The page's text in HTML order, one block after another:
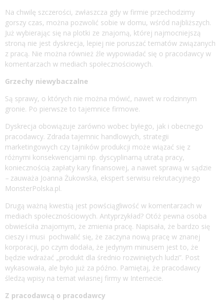
Na chwilę szczerości, zwłaszcza gdy w firmie przechodzimy
gorszy czas, można pozwolić sobie w domu, wśród najbliższych.
Już wybierając się na plotki ze znajomą, której najmocniejszą
stroną nie jest dyskrecja, lepiej nie poruszać tematów związanych
z pracą. Nie można również źle wypowiadać się o pracodawcy w
komentarzach w mediach społecznościowych.
Grzechy niewybaczalne
Są sprawy, o których nie można mówić, nawet w rodzinnym
gronie. Po pierwsze to tajemnice firmowe.
Dyskrecja obowiązuje zarówno wobec byłego, jak i obecnego
pracodawcy. Zdrada tajemnic handlowych, strategii
marketingowych czy tajników produkcji może wiązać się z
różnymi konsekwencjami np. dyscyplinarną utratą pracy,
koniecznością zapłaty kary finansowej, a nawet sprawą w sądzie
– zauważa Joanna Żukowska, ekspert serwisu rekrutacyjnego
MonsterPolska.pl.
Drugą ważną kwestią jest powściągliwość w komentarzach w
mediach społecznościowych. Antyprzykład? Otóż pewna osoba
obwieściła znajomym, że zmienia pracę. Napisała, że bardzo się
cieszy i musi pochwalić się, że zaczyna nową pracę w znanej
korporacji, po czym dodała, że jedynym minusem jest to, że
będzie wdrażać „produkt dla średnio rozwiniętych ludzi”. Post
wykasowała, ale było już za późno. Pamiętaj, że pracodawcy
śledzą wpisy na temat własnej firmy w Internecie.
Z pracodawcą o pracodawcy